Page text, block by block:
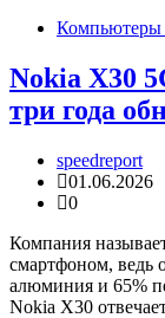
Компьютеры
Nokia X30
три года
speedreport
01.06.2026
0
Компания
смартфоном, ведь
алюминия и 65%
Nokia X30